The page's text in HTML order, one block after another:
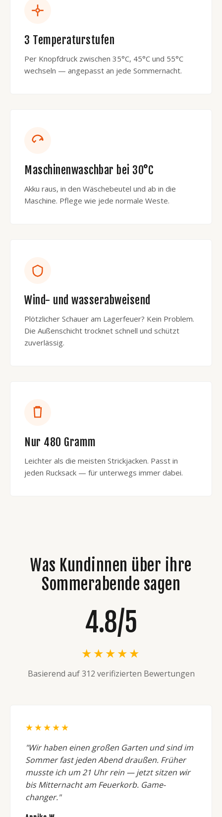
3 Temperaturstufen
Per Knopfdruck zwischen 35°C, 45°C und 55°C
wechseln — angepasst an jede Sommernacht.
Maschinenwaschbar bei 30°C
Akku raus, in den Wäschebeutel und ab in die
Maschine. Pflege wie jede normale Weste.
Wind- und wasserabweisend
Plötzlicher Schauer am Lagerfeuer? Kein Problem.
Die Außenschicht trocknet schnell und schützt
zuverlässig.
Nur 480 Gramm
Leichter als die meisten Strickjacken. Passt in
jeden Rucksack — für unterwegs immer dabei.
Was Kundinnen über ihre
Sommerabende sagen
4.8/5
★★★★★
Basierend auf 312 verifizierten Bewertungen
★★★★★
"Wir haben einen großen Garten und sind im
Sommer fast jeden Abend draußen. Früher
musste ich um 21 Uhr rein — jetzt sitzen wir
bis Mitternacht am Feuerkorb. Game-
changer."